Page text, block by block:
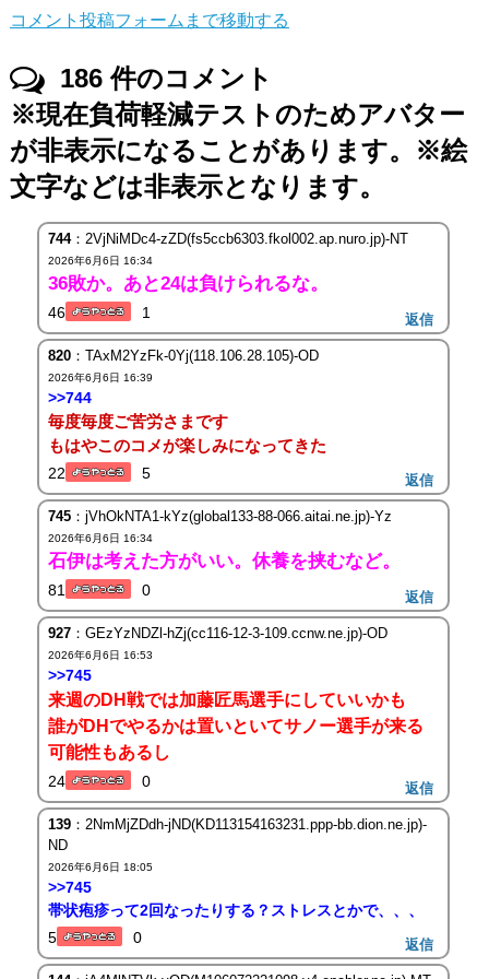
コメント投稿フォームまで移動する
186件のコメント
※現在負荷軽減テストのためアバター
が非表示になることがあります。※絵
文字などは非表示となります。
744：2VjNiMDc4-zZD(fs5ccb6303.fkol002.ap.nuro.jp)-NT
2026年6月6日 16:34
36敗か。あと24は負けられるな。
46 1 返信
820：TAxM2YzFk-0Yj(118.106.28.105)-OD
2026年6月6日 16:39
>>744
毎度毎度ご苦労さまです
もはやこのコメが楽しみになってきた
22 5 返信
745：jVhOkNTA1-kYz(global133-88-066.aitai.ne.jp)-Yz
2026年6月6日 16:34
石伊は考えた方がいい。休養を挟むなど。
81 0 返信
927：GEzYzNDZl-hZj(cc116-12-3-109.ccnw.ne.jp)-OD
2026年6月6日 16:53
>>745
来週のDH戦では加藤匠馬選手にしていいかも
誰がDHでやるかは置いといてサノー選手が来る
可能性もあるし
24 0 返信
139：2NmMjZDdh-jND(KD113154163231.ppp-bb.dion.ne.jp)-
ND
2026年6月6日 18:05
>>745
帯状疱疹って2回なったりする？ストレスとかで、、、
5
0 返信